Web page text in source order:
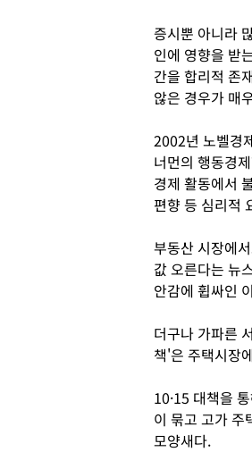
증시뿐 아니라
인에 영향을 받
간을 합리적 존
않은 경우가 매
2002년 노벨경
너먼의 행동경
경제 활동에서
편향 등 심리적
부동산 시장에
값 오른다는 뉴
안감에 휩싸인
더구나 가파른
책'은 주택시장
10·15 대책을
이 묶고 고가 주
모양새다.